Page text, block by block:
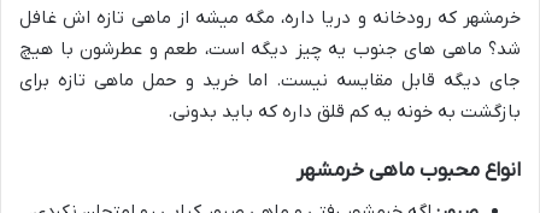
خرمشهر که رودخانه و دریا داره، مگه میشه از ماهی تازه اش غافل
شد؟ ماهی های جنوب یه چیز دیگه است، طعم و عطرشون با هیچ
جای دیگه قابل مقایسه نیست. اما خرید و حمل ماهی تازه برای
بازگشت به خونه یه کم قلق داره که باید بدونی.
انواع محبوب ماهی خرمشهر